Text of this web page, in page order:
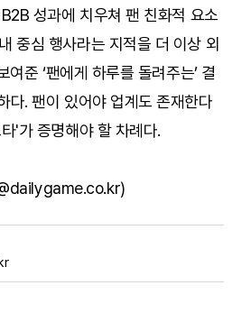
성과에 치우쳐 팬 친화적 요소
중심 행사라는 지적을 더 이상 외
준 ‘팬에게 하루를 돌려주는’ 결
다. 팬이 있어야 업계도 존재한다
'가 증명해야 할 차례다.